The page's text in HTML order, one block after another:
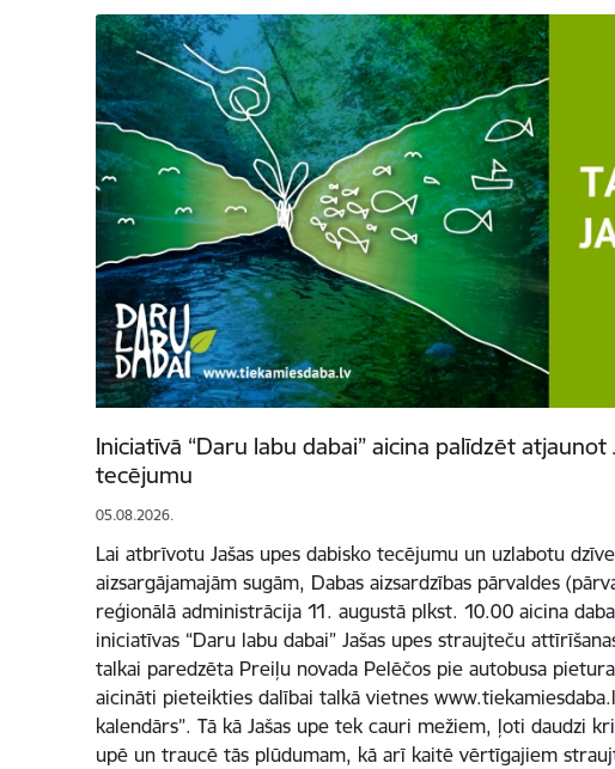
Iniciatīvā “Daru labu dabai” aicina palīdzēt atjaunot
tecējumu
05.08.2026.
Lai atbrīvotu Jašas upes dabisko tecējumu un uzlabotu
aizsargājamajām sugām, Dabas aizsardzības pārvaldes
reģionālā administrācija 11. augustā plkst. 10.00 aicina
iniciatīvas “Daru labu dabai” Jašas upes straujteču
talkai paredzēta Preiļu novada Pelēčos pie autobusa
aicināti pieteikties dalībai talkā vietnes
kalendārs”. Tā kā Jašas upe tek cauri mežiem, ļoti daudzi
upē un traucē tās plūdumam, kā arī kaitē vērtīgajiem